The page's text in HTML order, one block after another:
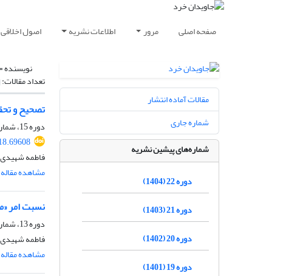
صفحه اصلی مرور اطلاعات نشریه اصول اخلاقی
نویسنده
تعداد مقالات:
تصحیح و
دوره 15، شماره 1، شهریور 1397، صفحه
فاطمه
مشاهده مقاله
نسبت امر
دوره 13، شماره 2، اسفند 1395، صفحه
فاطمه شهیدی
مشاهده مقاله
مقالات آماده انتشار
شماره جاری
شماره‌های پیشین نشریه
دوره 22 (1404)
دوره 21 (1403)
دوره 20 (1402)
دوره 19 (1401)